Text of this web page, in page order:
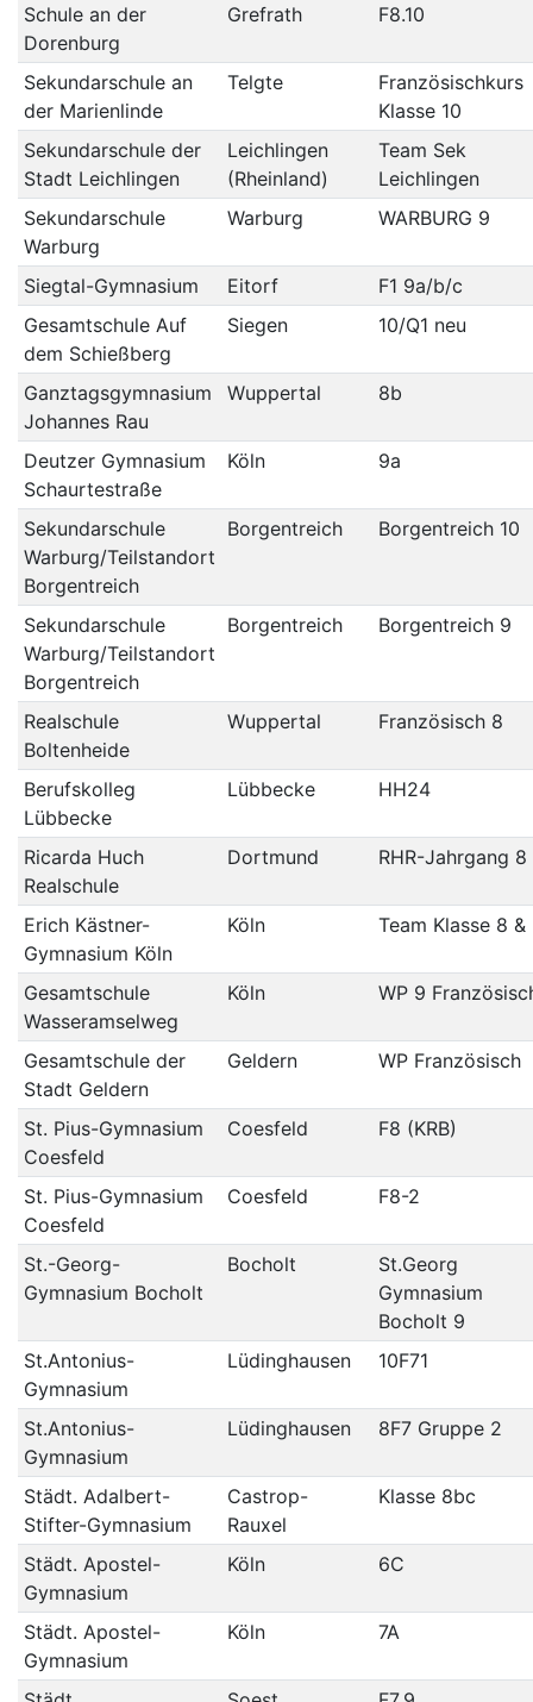
Schule an der
Dorenburg
Grefrath F8.10
Sekundarschule an
der Marienlinde
Telgte
Französischkurs
Klasse 10
Sekundarschule der
Stadt Leichlingen
Leichlingen
(Rheinland)
Team Sek
Leichlingen
Sekundarschule
Warburg
Warburg WARBURG 9
Siegtal-Gymnasium Eitorf
F1 9a/b/c
Gesamtschule Auf
dem Schießberg
Siegen 10/Q1 neu
Ganztagsgymnasium
Johannes Rau
Wuppertal 8b
Deutzer Gymnasium
Schaurtestraße
Köln 9a
Sekundarschule
Warburg/Teilstandort
Borgentreich
Borgentreich Borgentreich 10
Sekundarschule
Warburg/Teilstandort
Borgentreich
Borgentreich Borgentreich 9
Realschule
Boltenheide
Wuppertal Französisch 8
Berufskolleg
Lübbecke
Lübbecke HH24
Ricarda Huch
Realschule
Dortmund RHR-Jahrgang 8
Erich Kästner-
Gymnasium Köln
Köln Team Klasse 8 &
Gesamtschule
Wasseramselweg
Köln WP 9
Gesamtschule der
Stadt Geldern
Geldern WP Französisch
St. Pius-Gymnasium
Coesfeld
Coesfeld F8 (KRB)
St. Pius-Gymnasium
Coesfeld
Coesfeld F8-2
St.-Georg-
Gymnasium Bocholt
Bocholt
St.Georg
Gymnasium
Bocholt 9
St.Antonius-
Gymnasium
Lüdinghausen 10F71
St.Antonius-
Gymnasium
Lüdinghausen 8F7 Gruppe 2
Städt. Adalbert-
Stifter-Gymnasium
Castrop-
Rauxel
Klasse 8bc
Städt. Apostel-
Gymnasium
Köln 6C
Städt. Apostel-
Gymnasium
Köln 7A